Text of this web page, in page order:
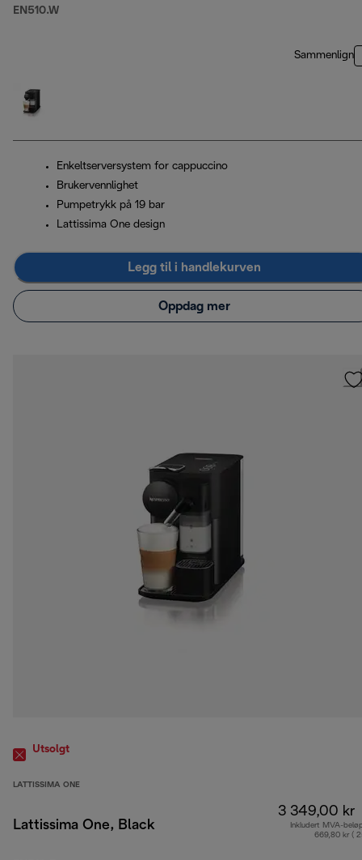
EN510.W
Sammenlign
Enkeltserversystem for cappuccino
Brukervennlighet
Pumpetrykk på 19 bar
Lattissima One design
Legg til i handlekurven
Oppdag mer
Utsolgt
LATTISSIMA ONE
Lattissima One, Black
3 349,00 kr
Inkludert MVA-
669,80 kr (